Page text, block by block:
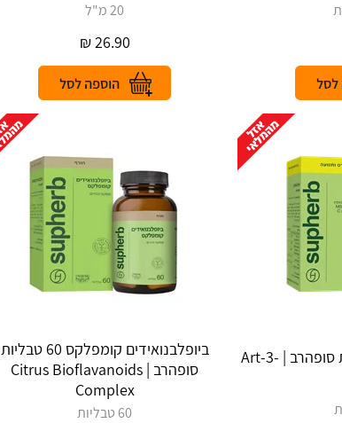
20 מ"ל
26.90
₪
ארט-3-פלקס 90 טבליות סופהרב | Art-3-
ביופלבנואידים קומפלקס 60 טבליות
סופהרב | Citrus Bioflavanoids
Complex
60 טבליות